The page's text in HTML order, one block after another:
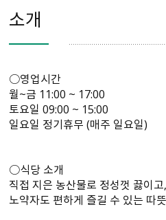
소개
○영업시간
월~금 11:00 ~ 17:00
토요일 09:00 ~ 15:00
일요일 정기휴무 (매주 일요일)
○식당 소개
직접 지은 농산물로 정성껏 끓이
노약자도 편하게 즐길 수 있는 따